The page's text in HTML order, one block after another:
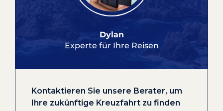
Dylan
Experte für Ihre Reisen
Kontaktieren Sie unsere Berater, um
Ihre zukünftige Kreuzfahrt zu finden